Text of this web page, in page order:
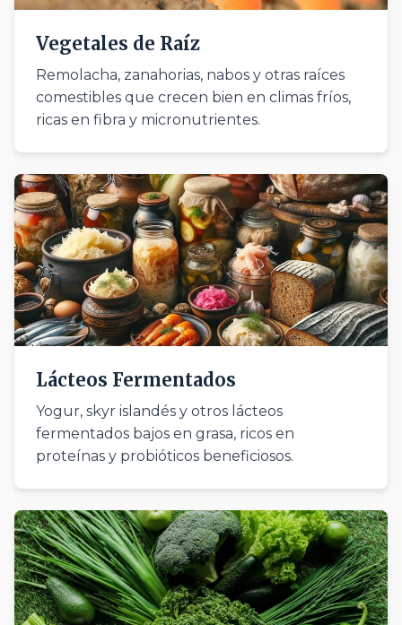
Vegetales de Raíz
Remolacha, zanahorias, nabos y otras raíces
comestibles que crecen bien en climas fríos,
ricas en fibra y micronutrientes.
Lácteos Fermentados
Yogur, skyr islandés y otros lácteos
fermentados bajos en grasa, ricos en
proteínas y probióticos beneficiosos.